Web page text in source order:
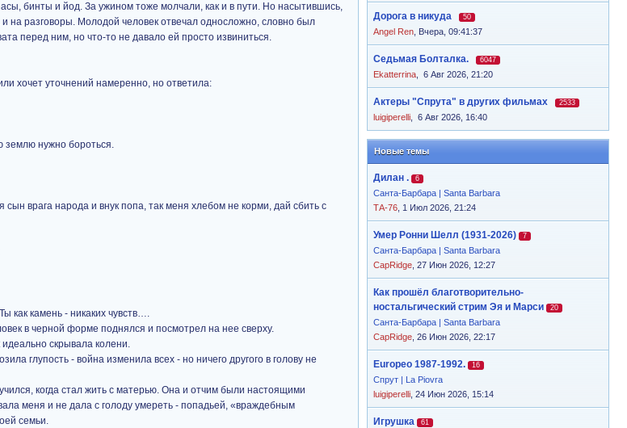
Дорога в никуда 50
Angel Ren Вчера, 09:41:37
Седьмая Болталка. 6047
Ekatterrina 6 Авг 2026, 21:20
Актеры "Спрута" в других фильмах 2533
luigiperelli 6 Авг 2026, 16:40
Новые темы
Дилан . 6
Санта-Барбара | Santa Barbara
ТА-76 , 1 Июл 2026, 21:24
Умер Ронни Шелл (1931-2026) 7
Санта-Барбара | Santa Barbara
CapRidge , 27 Июн 2026, 12:27
Как прошёл благотворительно-
ностальгический стрим Эя и Марси
20
Санта-Барбара | Santa Barbara
CapRidge , 26 Июн 2026, 22:17
Europeo 1987-1992. 16
Спрут | La Piovra
luigiperelli , 24 Июн 2026, 15:14
Игрушка 61
бинты и йод. За ужином тоже молчали, как и в пути. Но насытившись,
на разговоры. Молодой человек отвечал односложно, словно был
перед ним, но что-то не давало ей просто извиниться.
хочет уточнений намеренно, но ответила:
землю нужно бороться.
врага народа и внук попа, так меня хлебом не корми, дай сбить с
как камень - никаких чувств….
в черной форме поднялся и посмотрел на нее сверху.
скрывала колени.
глупость - война изменила всех - но ничего другого в голову не
когда стал жить с матерью. Она и отчим были настоящими
меня и не дала с голоду умереть - попадьей, «враждебным
семьи.